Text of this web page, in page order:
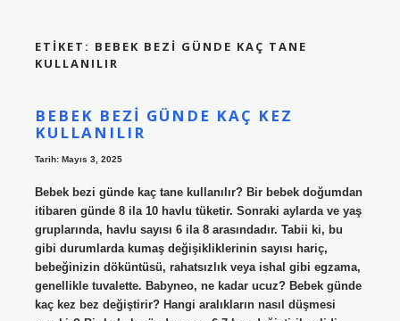
ETIKET: BEBEK BEZI GÜNDE KAÇ TANE
KULLANILIR
BEBEK BEZI GÜNDE KAÇ KEZ
KULLANILIR
Tarih: Mayıs 3, 2025
Bebek bezi günde kaç tane kullanılır? Bir bebek doğumdan
itibaren günde 8 ila 10 havlu tüketir. Sonraki aylarda ve yaş
gruplarında, havlu sayısı 6 ila 8 arasındadır. Tabii ki, bu
gibi durumlarda kumaş değişikliklerinin sayısı hariç,
bebeğinizin döküntüsü, rahatsızlık veya ishal gibi egzama,
genellikle tuvalette. Babyneo, ne kadar ucuz? Bebek günde
kaç kez bez değiştirir? Hangi aralıkların nasıl düşmesi